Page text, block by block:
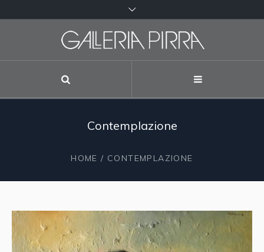
Contemplazione
HOME / CONTEMPLAZIONE